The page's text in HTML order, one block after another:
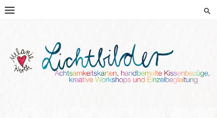
Skip
HANDGEMALTE KISSEN UND
KREATIVE BEGLEITUNG